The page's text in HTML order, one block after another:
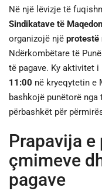
SHENDETI
Në një lëvizje të
Sindikatave të
organizojë një protestë
Ndërkombëtare të
të pagave. Ky aktivitet
11:00 në kryeqytetin e
bashkojë punëtorë
përbashkët për
Prapavija
çmimeve
pagave